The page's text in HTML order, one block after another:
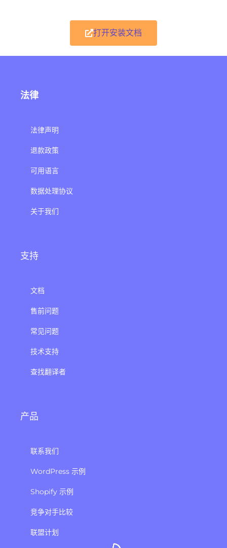
打开安装文档
法律
法律声明
退款政策
可用语言
数据处理协议
关于我们
支持
文档
售前问题
常见问题
技术支持
查找翻译者
产品
联系我们
WordPress 示例
Shopify 示例
竞争对手比较
联盟计划